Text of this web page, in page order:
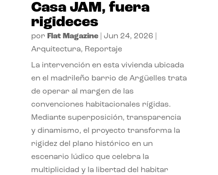
Casa JAM, fuera
rigideces
por Flat Magazine| Jun 24, 2026
Arquitectura, Reportaje
La intervención en esta vivienda ubicada
en el madrileño barrio de Argüelles trata
de operar al margen de las
convenciones habitacionales rígidas.
Mediante superposición, transparencia
y dinamismo, el proyecto transforma la
rigidez del plano histórico en un
escenario lúdico que celebra la
multiplicidad y la libertad del habitar